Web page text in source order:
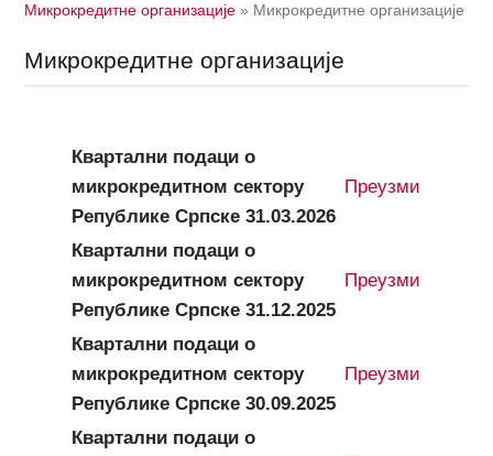
Микрокредитне организације » Микрокредитне организације
Микрокредитне организације
Квартални подаци о
микрокредитном сектору
Републике Српске 31.03.2026
Преузми
Квартални подаци о
микрокредитном сектору
Републике Српске 31.12.2025
Преузми
Квартални подаци о
микрокредитном сектору
Републике Српске 30.09.2025
Преузми
Квартални подаци о